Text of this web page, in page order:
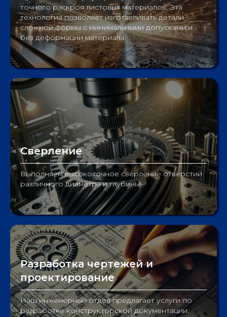
точного раскроя листовых материалов. Эта
технология позволяет изготавливать детали
сложной формы с минимальными допусками и
без деформации материала.
Сверление
Выполняем высокоточное сверление отверстий
различного диаметра и глубины
Разработка чертежей и
проектирование
Наш инженерный отдел предлагает услуги по
разработке конструкторской документации.